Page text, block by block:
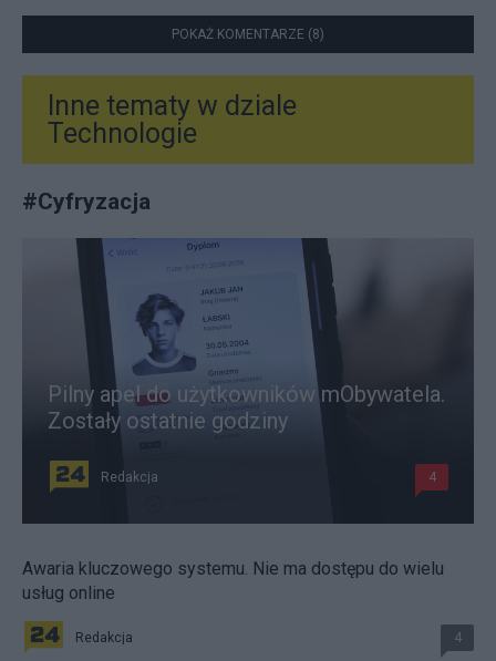
POKAŻ KOMENTARZE (8)
Inne tematy w dziale
Technologie
#Cyfryzacja
Pilny apel do użytkowników mObywatela.
Zostały ostatnie godziny
Redakcja 4
Awaria kluczowego systemu. Nie ma dostępu do wielu
usług online
Redakcja 4